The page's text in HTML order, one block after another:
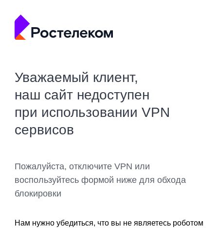
Уважаемый клиент,
наш сайт недоступен
при использовании VPN
сервисов
Пожалуйста, отключите VPN или
воспользуйтесь формой ниже для обхода
блокировки
Нам нужно убедиться, что вы не являетесь роботом